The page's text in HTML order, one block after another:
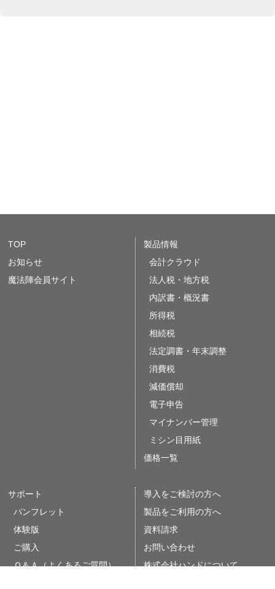
TOP
お知らせ
魔法陣会員サイト
製品情報
会計クラウド
法人税・地方税
内訳書・概況書
所得税
相続税
法定調書・年末調整
消費税
減価償却
電子申告
マイナンバー管理
ミシン目用紙
価格一覧
サポート
パンフレット
体験版
ご購入
Ｑ＆Ａ（よくあるご質問）
導入をご検討の方へ
製品をご利用の方へ
資料請求
お問い合わせ
株式会社ハンドについて